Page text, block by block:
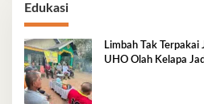
Edukasi
Limbah Tak Terpakai
UHO Olah Kelapa